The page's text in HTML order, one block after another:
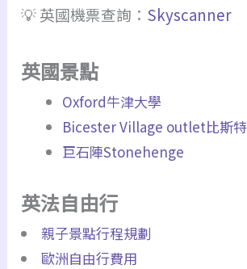
💡 英國機票查詢： Skyscanner
英國景點
Oxford牛津大學
Bicester Village outlet比斯
巨石陣Stonehenge
英法自由行
親子景點行程規劃
歐洲自由行費用